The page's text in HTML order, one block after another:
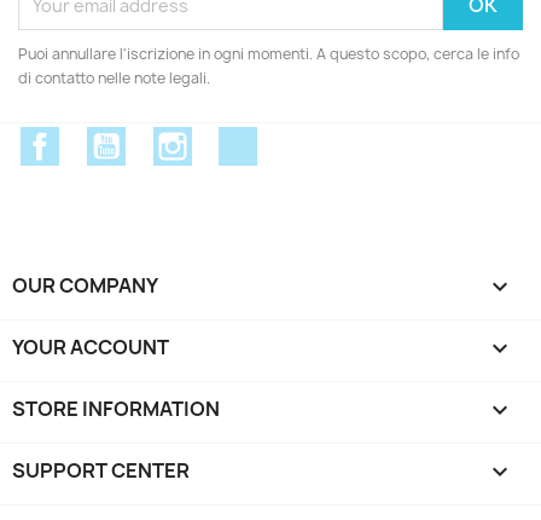
Puoi annullare l'iscrizione in ogni momenti. A questo scopo, cerca le info
di contatto nelle note legali.
FacebookYouTube
OUR COMPANY 
YOUR ACCOUNT 
STORE INFORMATION keyboard_arrow_down
SUPPORT CENTER 